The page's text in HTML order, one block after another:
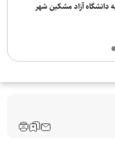
دانشگاه آزاد مشکین شهر